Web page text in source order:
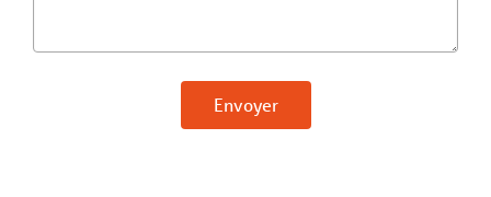
Envoyer